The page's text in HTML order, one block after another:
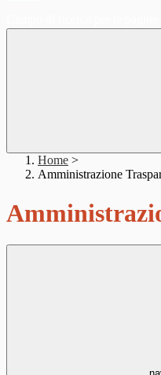
Home >
Amministrazione